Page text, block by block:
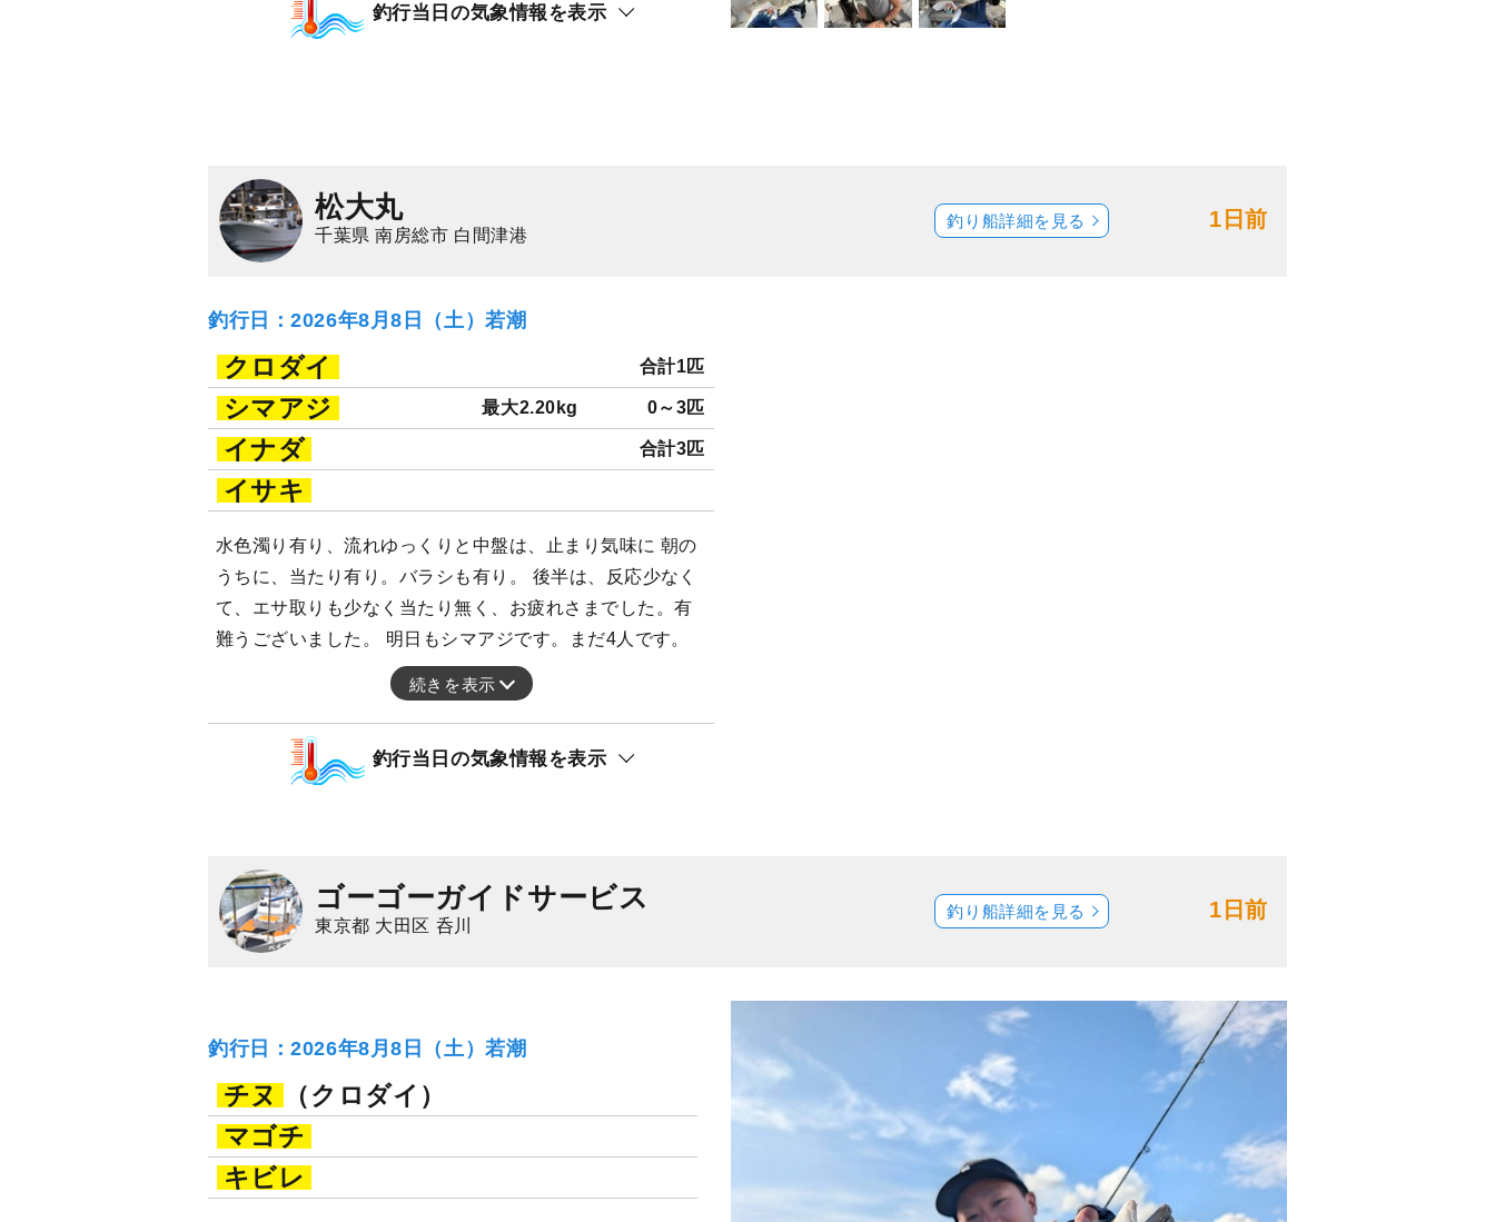
釣行当日の気象情報を表示
松大丸
千葉県 南房総市 白間津港
1日前
釣り船詳細を見る
釣行日：2026年8月8日（土）若潮
クロダイ 合計1匹
シマアジ 最大2.20kg 0～3匹
イナダ 合計3匹
イサキ
水色濁り有り、流れゆっくりと中盤は、止まり気味に 朝の
うちに、当たり有り。バラシも有り。 後半は、反応少なく
て、エサ取りも少なく当たり無く、お疲れさまでした。有
難うございました。 明日もシマアジです。まだ4人です。
続きを表示
釣行当日の気象情報を表示
ゴーゴーガイドサービス
東京都 大田区 呑川
1日前
釣り船詳細を見る
釣行日：2026年8月8日（土）若潮
チヌ
（クロダイ）
マゴチ
キビレ